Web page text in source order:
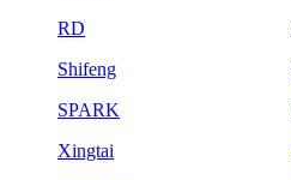
RD
Shifeng
SPARK
Xingtai